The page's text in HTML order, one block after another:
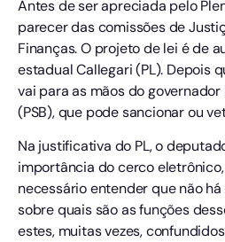
Antes de ser apreciada pelo
parecer das comissões de
Finanças. O projeto de lei é de
estadual Callegari (PL). Depois
vai para as mãos do
(PSB), que pode sancionar ou
Na justificativa do PL, o
importância do cerco
necessário entender que não
sobre quais são as funções
estes, muitas vezes,